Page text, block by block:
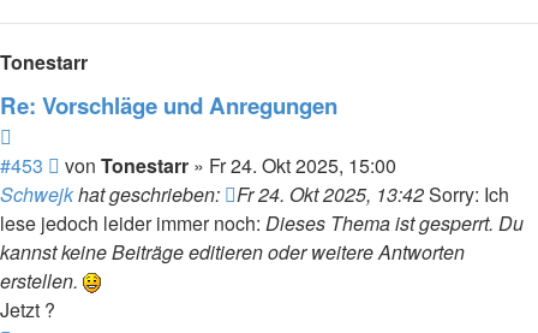
Tonestarr
Re: Vorschläge und Anregungen
#453
Beitrag
von Tonestarr » Fr 24. Okt 2025, 15:00
Schwejkhat geschrieben: Fr 24. Okt 2025, 13:42Sorry: Ich
lese jedoch leider immer noch: Dieses Thema ist gesperrt. Du
kannst keine Beiträge editieren oder weitere Antworten
erstellen.
Jetzt ?